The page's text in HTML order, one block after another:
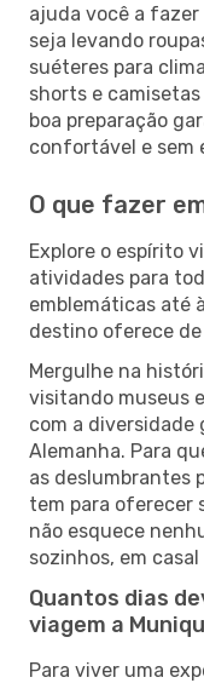
ajuda você a
seja levando
suéteres para
shorts e
boa preparação
confortável e sem
O que fazer
Explore o espírito
atividades para
emblemáticas até
destino oferece
Mergulhe na
visitando museus
com a
Alemanha. Para
as deslumbrantes
tem para oferecer
não esquece
sozinhos, em
Quantos dias
viagem a
Para viver uma